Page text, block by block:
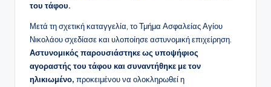
του τάφου.
Μετά τη σχετική καταγγελία, το Τμήμα Ασφαλείας Αγίου
Νικολάου σχεδίασε και υλοποίησε αστυνομική επιχείρηση.
Αστυνομικός παρουσιάστηκε ως υποψήφιος
αγοραστής του τάφου και συναντήθηκε με τον
ηλικιωμένο, προκειμένου να ολοκληρωθεί η